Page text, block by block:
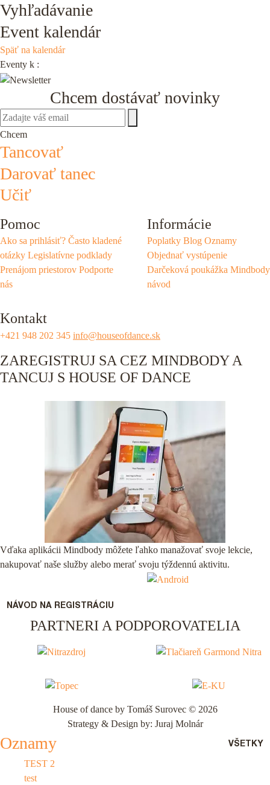
Vyhľadávanie
Event kalendár
Späť na kalendár
Eventy k :
Chcem dostávať novinky
Chcem
Tancovať
Darovať tanec
Učiť
Pomoc
Ako sa prihlásiť? Často kladené
otázky Legislatívne podklady
Prenájom priestorov Podporte
nás
Informácie
Poplatky Blog Oznamy
Objednať vystúpenie
Darčeková poukážka Mindbody
návod
Kontakt
+421 948 202 345 info@houseofdance.sk
ZAREGISTRUJ SA CEZ MINDBODY A
TANCUJ S HOUSE OF DANCE
Vďaka aplikácii Mindbody môžete ľahko manažovať svoje lekcie,
nakupovať naše služby alebo merať svoju týždennú aktivitu.
NÁVOD NA REGISTRÁCIU
PARTNERI A PODPOROVATELIA
House of dance by Tomáš Surovec © 2026
Strategy & Design by: Juraj Molnár
Oznamy VŠETKY
TEST 2
test